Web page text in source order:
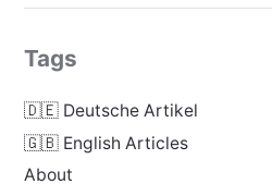
Tags
🇩🇪 Deutsche Artikel
🇬🇧 English Articles
About